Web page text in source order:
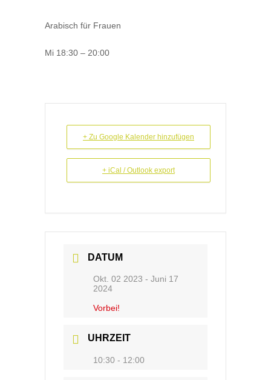
Arabisch für Frauen
Mi 18:30 – 20:00
+ Zu Google Kalender hinzufügen
+ iCal / Outlook export
DATUM
Okt. 02 2023 - Juni 17
2024
Vorbei!
UHRZEIT
10:30 - 12:00